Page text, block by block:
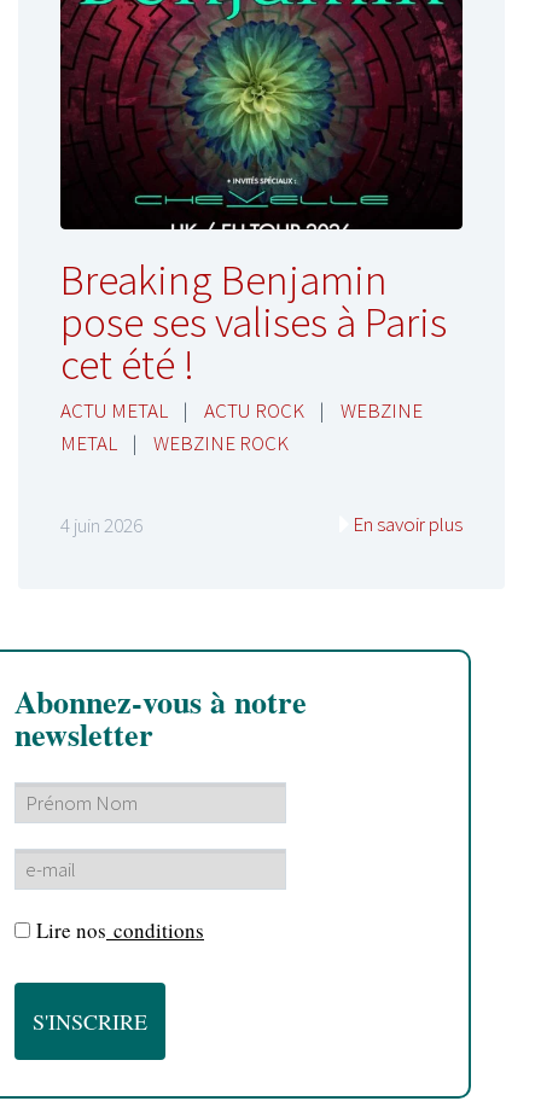
Breaking Benjamin
pose ses valises à Paris
cet été !
ACTU METAL | ACTU ROCK |
WEBZINE
METAL
| WEBZINE ROCK
4 juin 2026 En savoir plus
Abonnez-vous à notre
newsletter
Lire nos conditions